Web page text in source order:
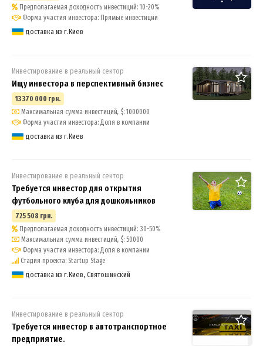
Предполагаемая доходность инвестиций: 10-20%
Форма участия инвестора: Прямые инвестиции
доставка из г.Киев
Инвестирование в реальный сектор
Ищу инвестора в перспективный бизнес
13 370 000 грн.
Максимальная сумма инвестиций, $: 1000000
Форма участия инвестора: Доля в компании
доставка из г.Киев
Инвестирование в реальный сектор
Требуется инвестор для открытия
футбольного клуба для дошкольников
725 508 грн.
Предполагаемая доходность инвестиций: 30-50%
Максимальная сумма инвестиций, $: 50000
Форма участия инвестора: Доля в компании
Стадия проекта: Startup Stage
доставка из г.Киев, Святошинский
Инвестирование в реальный сектор
Требуется инвестор в автотранспортное
предприятие.